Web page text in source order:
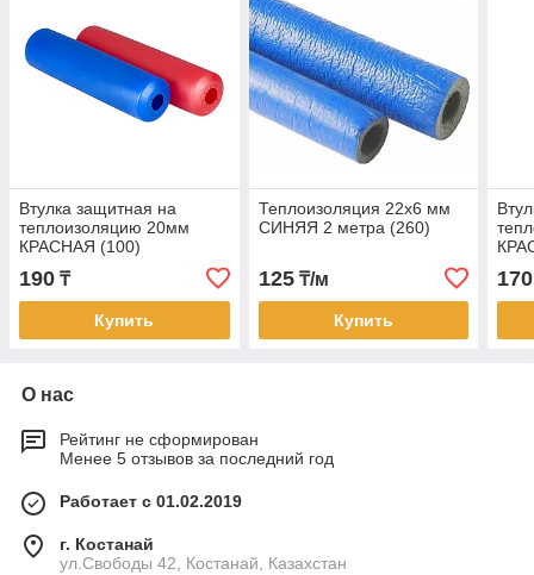
Втулка защитная на
теплоизоляцию 20мм
КРАСНАЯ (100)
190 ₸
Купить
Теплоизоляция 22х6 мм
СИНЯЯ 2 метра (260)
125₸/м
Купить
170
О нас
Рейтинг не сформирован
Менее 5 отзывов за последний год
Работает с 01.02.2019
г. Костанай
ул.Свободы 42, Костанай, Казахстан